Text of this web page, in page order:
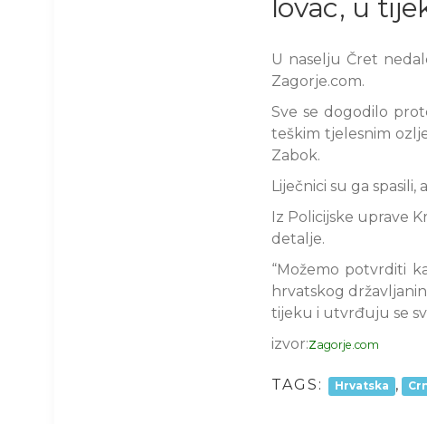
lovac, u
U naselju Čret
Zagorje.com.
Sve se dogodilo
teškim tjelesnim
Zabok.
Liječnici su ga
Iz Policijske uprave
detalje.
“Možemo potvrditi
hrvatskog
tijeku i utvrđuju se
izvor:zagorje.com
TAGS: Hrvatska ,